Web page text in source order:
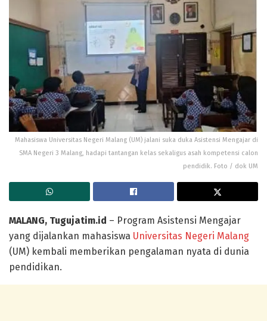
Mahasiswa Universitas Negeri Malang (UM) jalani suka duka Asistensi Mengajar di
SMA Negeri 3 Malang, hadapi tantangan kelas sekaligus asah kompetensi calon
pendidik. Foto / dok UM
MALANG, Tugujatim.id – Program Asistensi Mengajar
yang dijalankan mahasiswa Universitas Negeri Malang
(UM) kembali memberikan pengalaman nyata di dunia
pendidikan.